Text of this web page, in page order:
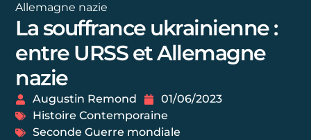
Allemagne nazie
La souffrance ukrainienne :
entre URSS et Allemagne
nazie
Augustin Remond
01/06/2023
Histoire Contemporaine
Seconde Guerre mondiale